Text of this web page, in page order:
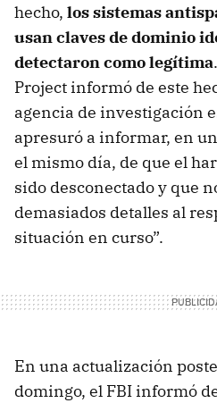
hecho, los sistemas
usan claves de dominio
detectaron como legítima
Project informó de este
agencia de investigación
apresuró a informar, en
el mismo día, de que el
sido desconectado y que
demasiados detalles al
situación en curso”.
En una actualización
domingo, el FBI informó